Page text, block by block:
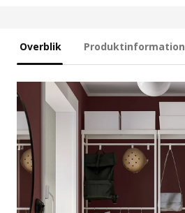
Overblik Produktinformation